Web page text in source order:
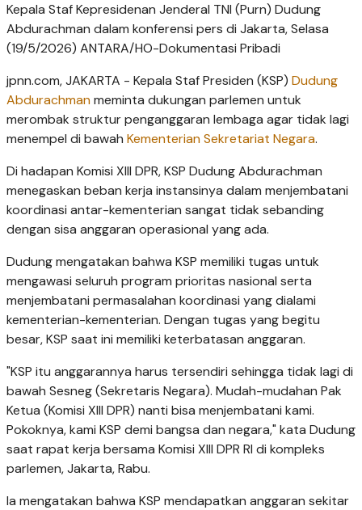
Kepala Staf Kepresidenan Jenderal TNI (Purn) Dudung
Abdurachman dalam konferensi pers di Jakarta, Selasa
(19/5/2026) ANTARA/HO-Dokumentasi Pribadi
jpnn.com, JAKARTA - Kepala Staf Presiden (KSP) Dudung
Abdurachmanmeminta dukungan parlemen untuk
merombak struktur penganggaran lembaga agar tidak lagi
menempel di bawah Kementerian Sekretariat Negara.
Di hadapan Komisi XIII DPR, KSP Dudung Abdurachman
menegaskan beban kerja instansinya dalam menjembatani
koordinasi antar-kementerian sangat tidak sebanding
dengan sisa anggaran operasional yang ada.
Dudung mengatakan bahwa KSP memiliki tugas untuk
mengawasi seluruh program prioritas nasional serta
menjembatani permasalahan koordinasi yang dialami
kementerian-kementerian. Dengan tugas yang begitu
besar, KSP saat ini memiliki keterbatasan anggaran.
"KSP itu anggarannya harus tersendiri sehingga tidak lagi di
bawah Sesneg (Sekretaris Negara). Mudah-mudahan Pak
Ketua (Komisi XIII DPR) nanti bisa menjembatani kami.
Pokoknya, kami KSP demi bangsa dan negara," kata Dudung
saat rapat kerja bersama Komisi XIII DPR RI di kompleks
parlemen, Jakarta, Rabu.
Ia mengatakan bahwa KSP mendapatkan anggaran sekitar